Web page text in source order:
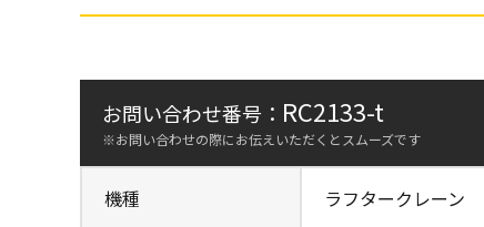
お問い合わせ番号： RC2133-t
※お問い合わせの際にお伝えいただくとスムーズです
機種 ラフタークレーン